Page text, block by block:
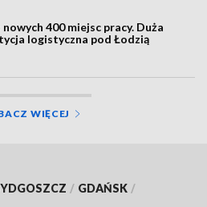
400 miejsc pracy. Duża
logistyczna pod Łodzią
WIĘCEJ
/ GDAŃSK /